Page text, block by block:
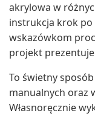
akrylowa w
instrukcja krok po
wskazówkom
projekt
To świetny
manualnych oraz
Własnoręcznie